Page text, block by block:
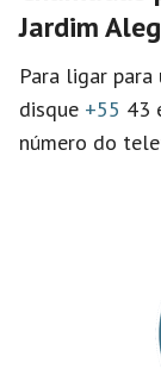
Jardim
Para ligar
disque +55 43
número do